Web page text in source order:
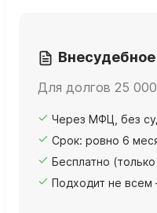
Для долгов 25
Через МФЦ, без
Срок: ровно 6
Бесплатно
Подходит не